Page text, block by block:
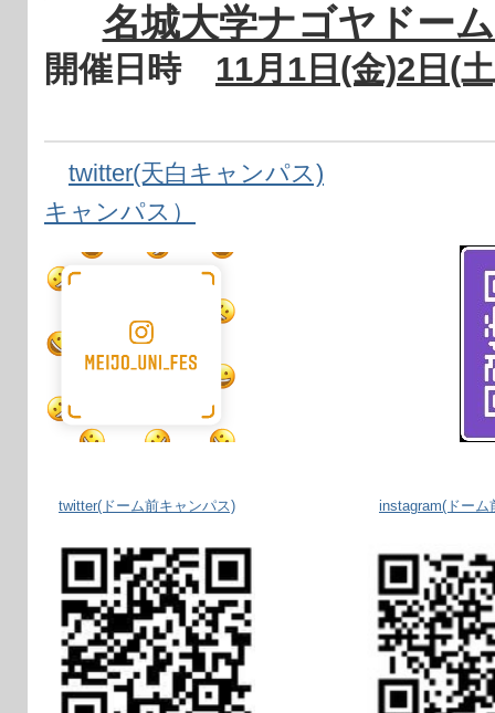
名城大学ナゴヤドー
開催日時 11月1日(金)2日(
twitter(天白キャンパス)
キャンパス）
twitter(ドーム前キャンパス) instagram(ドーム